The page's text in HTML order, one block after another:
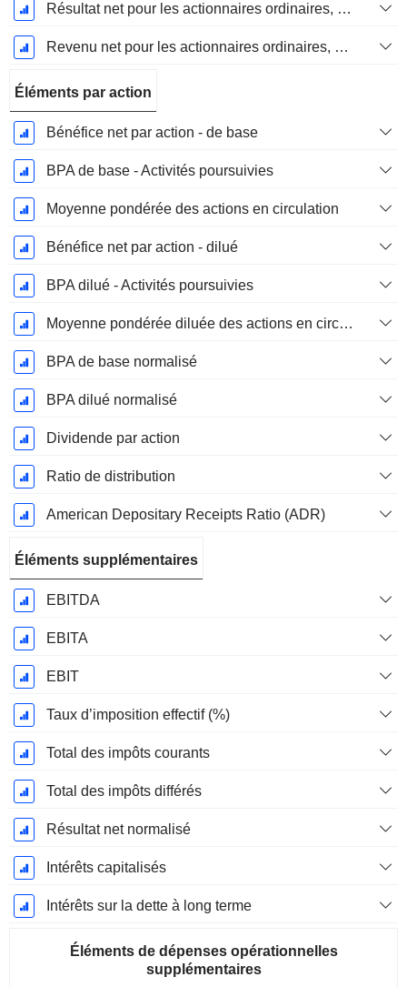
Résultat net pour les actionnaires ordinaires, éléments exceptionnels inclus.
Revenu net pour les actionnaires ordinaires, hors éléments exceptionnelsRésultat net pour les actionnaires ordinaires, éléments exceptionnels exclus.
Éléments par action
Bénéfice net par action - de base
BPA de base - Activités poursuivies
Moyenne pondérée des actions en circulation
Bénéfice net par action - dilué
BPA dilué - Activités poursuivies
Moyenne pondérée diluée des actions en circulation
BPA de base normalisé
BPA dilué normalisé
Dividende par action
Ratio de distribution
American Depositary Receipts Ratio (ADR)
Éléments supplémentaires
EBITDA
EBITA
EBIT
Taux d’imposition effectif (%)
Total des impôts courants
Total des impôts différés
Résultat net normalisé
Intérêts capitalisés
Intérêts sur la dette à long terme
Éléments de dépenses opérationnelles
supplémentaires